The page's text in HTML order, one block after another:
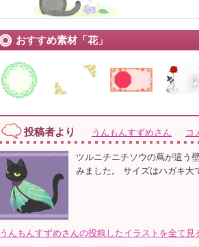
おすすめ素材「花」
投稿者より うんもんすずめさん コ
ツルニチニチソウの蔦が這う
みました。 サイズはハガキ大
うんもんすずめさんの投稿したイラストを全て見